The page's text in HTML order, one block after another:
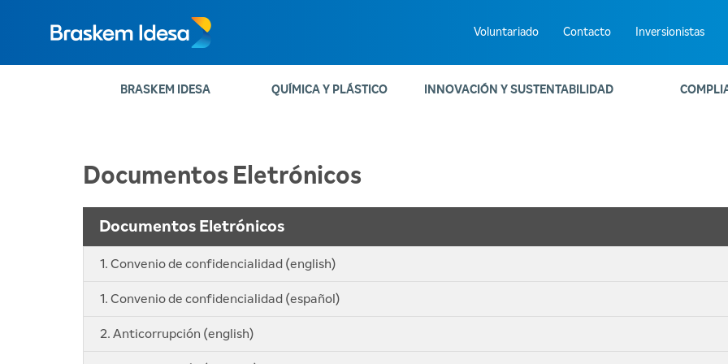
Voluntariado Contacto Inversionistas
BRASKEM IDESA QUÍMICA Y PLÁSTICO INNOVACIÓN Y SUSTENTABILIDAD
Documentos Eletrónicos
Documentos Eletrónicos
1. Convenio de confidencialidad (english)
1. Convenio de confidencialidad (español)
2. Anticorrupción (english)